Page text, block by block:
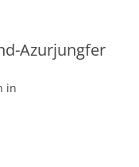
Azurjungfer
in